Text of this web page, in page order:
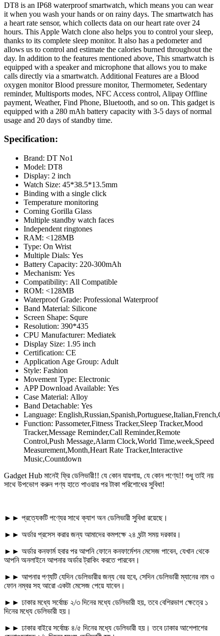
DT8 is an IP68 waterproof smartwatch, which means you can wear
it when you wash your hands or on rainy days. The smartwatch has
a heart rate sensor, which collects data on our heart rate over 24
hours. This Apple Watch clone also helps you to control your sleep,
thanks to its complete sleep monitor. It also has a pedometer and
allows us to control and estimate the calories burned throughout the
day. In addition to the features mentioned above, This smartwatch is
equipped with a speaker and microphone that allows you to make
calls directly via a smartwatch. Additional Features are a Blood
oxygen monitor Blood pressure monitor, Thermometer, Sedentary
reminder, Multisports modes, NFC Access control, Alipay Offline
payment, Weather, Find Phone, Bluetooth, and so on. This gadget is
equipped with a 280 mAh battery capacity with 3-5 days of normal
usage and 20 days of standby time.
Specification:
Brand: DT No1
Model: DT8
Display: 2 inch
Watch Size: 45*38.5*13.5mm
Binding with a single click
Temperature monitoring
Corning Gorilla Glass
Multiple standby watch faces
Independent ringtones
RAM: <128MB
Type: On Wrist
Multiple Dials: Yes
Battery Capacity: 220-300mAh
Mechanism: Yes
Compatibility: All Compatible
ROM: <128MB
Waterproof Grade: Professional Waterproof
Band Material: Silicone
Screen Shape: Squre
Resolution: 390*435
CPU Manufacturer: Mediatek
Display Size: 1.95 inch
Certification: CE
Application Age Group: Adult
Style: Fashion
Movement Type: Electronic
APP Download Available: Yes
Case Material: Alloy
Band Detachable: Yes
Language:
Function: Passometer,Fitness Tracker,Sleep Tracker,Mood
Tracker,Message Reminder,Call Reminder,Remote
Control,Push Message,Alarm Clock,World Time,week,Speed
Measurement,Month,Heart Rate Tracker,Interactive
Music,Countdown
Gadget Hub মানেই ফ্রি ডেলিভারী!! যে কোন যায়গায়, যে কোন পণ্যে!! শুধু তাই নয়
সাথে উপভোগ করুন পণ্য হাতে পাওয়ার পর টাকা পরিশোধের সুবিধা!
►► প্রত্যেকটি পণ্যের সাথে ক্যাশ অন ডেলিভারী সুবিধা রয়েছে।
►► অর্ডার প্রসেস করার জন্য আমাদের কমপক্ষে ২৪ ঘন্টা সময় দরকার।
►► অর্ডার কনফার্ম হবার পর আপনি ফোনে কনফার্মেশন মেসেজ পাবেন, যেখান থেকে
আপনি অনলাইনে আপনার অর্ডার ট্রাকিং করতে পারবেন।
►► আপনার পণ্যটি যেদিন ডেলিভারীর জন্য বের হবে, সেদিন ডেলিভারী ম্যানের নাম ও
ফোন নম্বর সহ আরো একটা মেসেজ পেয়ে যাবেন।
►► ঢাকার মধ্যে সর্বোচ্চ ২/৩ দিনের মধ্যে ডেলিভারী হয়, তবে বেশিরভাগ ক্ষেত্রে ১
দিনের মধ্যে ডেলিভারী হয়।
►► ঢাকার বাইরে সর্বোচ্চ ৪/৫ দিনের মধ্যে ডেলিভারী হয়। তবে ঢাকার আশেপাশের